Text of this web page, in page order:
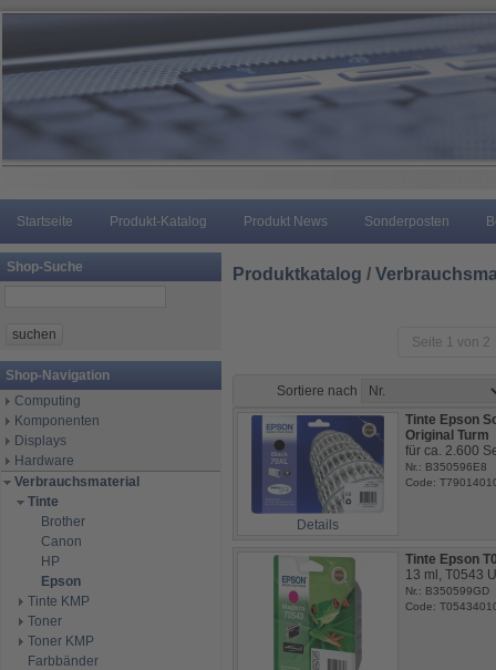
Startseite Produkt-Katalog Produkt News Sonderposten
Shop-Suche
Shop-Navigation
Computing
Komponenten
Displays
Hardware
Verbrauchsmaterial
Tinte
Brother
Canon
HP
Epson
Tinte KMP
Toner
Toner KMP
Farbbänder
Produktkatalog /
Seite 1 von 2
Sortiere nach
Details
Tinte Epson
Original Turm
für ca. 2.600
Nr.: B350596E8
Code:
Tinte Epson
13 ml, T0543
Nr.: B350599GD
Code: